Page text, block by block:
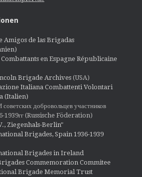
Amigos de las Brigadas
Combattants en Espagne Républicaine
Brigade Archives (USA)
Italiana Combattenti Volontari
(Italien)
добровольцев участников
1939гг (Russische Föderation)
Ziegenhals-Berlin"
Brigades, Spain 1936-1939
Brigades in Ireland
Commemoration Commitee
Brigade Memorial Trust